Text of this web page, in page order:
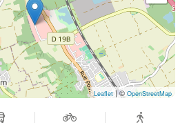
Leaflet| © OpenStreetMap